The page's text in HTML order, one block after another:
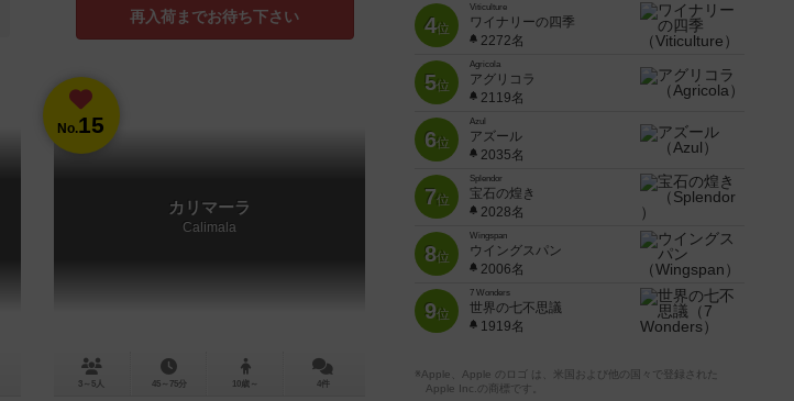
再入荷までお待ち下さい
No.15
カリマーラ
Calimala
3～5人 45～75分 10歳～ 4件
4位
Viticulture
ワイナリーの四季
2272名
5位
Agricola
アグリコラ
2119名
6位
Azul
アズール
2035名
7位
Splendor
宝石の煌き
2028名
8位
Wingspan
ウイングスパン
2006名
9位
7 Wonders
世界の七不思議
1919名
※Apple、Apple のロゴ は、米国および他の国々で登録された
Apple Inc.の商標です。